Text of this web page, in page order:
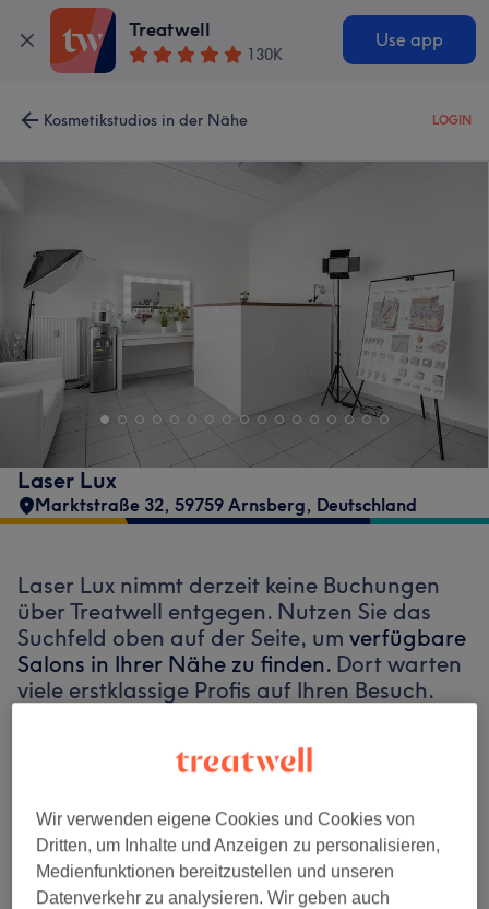
Treatwell
130K
Use app
Kosmetikstudios in der Nähe LOGIN
Laser Lux
Marktstraße 32, 59759 Arnsberg, Deutschland
Laser Lux nimmt derzeit keine Buchungen
über Treatwell entgegen. Nutzen Sie das
Suchfeld oben auf der Seite, um verfügbare
Salons in Ihrer Nähe zu finden. Dort warten
viele erstklassige Profis auf Ihren Besuch.
Finde die besten Salons in deiner Nähe
Auf Treatwell finden
Wir verwenden eigene Cookies und Cookies von
Dritten, um Inhalte und Anzeigen zu personalisieren,
Medienfunktionen bereitzustellen und unseren
Datenverkehr zu analysieren. Wir geben auch